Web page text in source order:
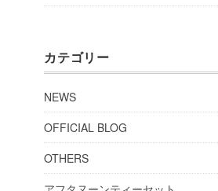
カテゴリー
NEWS
OFFICIAL BLOG
OTHERS